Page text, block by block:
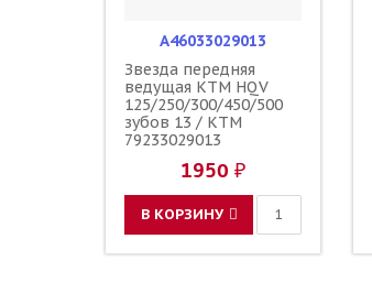
A46033029013
Звезда передняя
ведущая KTM HQV
125/250/300/450/500
зубов 13 / KTM
79233029013
1950 ₽
В КОРЗИНУ